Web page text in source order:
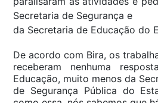
Secretaria de Segurança e
da Secretaria de Educação do
De acordo com Bira, os
receberam nenhuma
Educação, muito menos da
de Segurança Pública do